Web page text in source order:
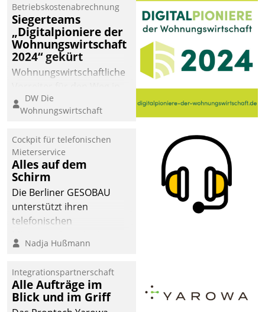
Betriebskostenabrechnung
Siegerteams
„Digitalpioniere der
Wohnungswirtschaft
2024“ gekürt
Wohnungswirtschaftliche
eine digitale Zukunft zu
finden, ist das Ziel des
der
Wohnungswirtschaft“.
Bewerben können sich
dafür ein Team
bestehend aus
Wohnungsunternehmen
und PropTech.
DW Die
Wohnungswirtschaft
Cockpit für telefonischen
Mieterservice
Alles auf dem
Schirm
Die Berliner GESOBAU
unterstützt ihren
telefonischen
digitalen Cockpit, das
passende Fragen und
Schlagworte auswirft.
Eine intuitive
Nadja Hußmann
Integrationspartnerschaft
Alle Aufträge im
Blick und im Griff